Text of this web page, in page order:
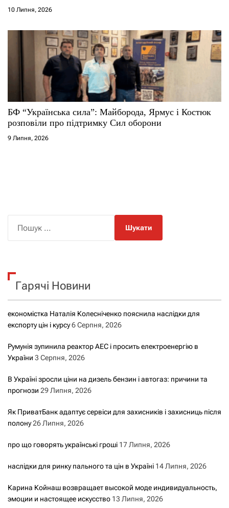
10 Липня, 2026
БФ “Українська сила”: Майборода, Ярмус і Костюк
розповіли про підтримку Сил оборони
9 Липня, 2026
к
Гарячі Новини
економістка Наталія Колесніченко пояснила наслідки для
експорту цін і курсу6 Серпня, 2026
Румунія зупинила реактор АЕС і просить електроенергію в
України 3 Серпня, 2026
В Україні зросли ціни на дизель бензин і автогаз: причини та
прогнози 29 Липня, 2026
Як ПриватБанк адаптує сервіси для захисників і захисниць після
полону26 Липня, 2026
про що говорять українські гроші 17 Липня, 2026
наслідки для ринку пального та цін в Україні 14 Липня, 2026
Карина Койнаш возвращает высокой моде индивидуальность,
эмоции и настоящее искусство 13 Липня, 2026